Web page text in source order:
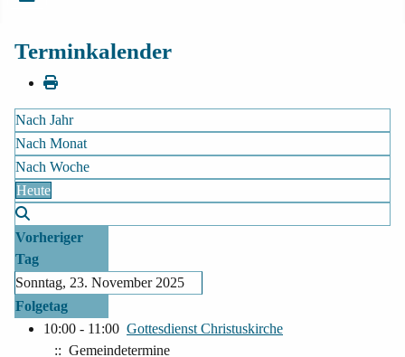
Terminkalender
Nach Jahr
Nach Monat
Nach Woche
Heute
Vorheriger
Tag
Sonntag, 23. November 2025
Folgetag
10:00 - 11:00 Gottesdienst Christuskirche
:: Gemeindetermine